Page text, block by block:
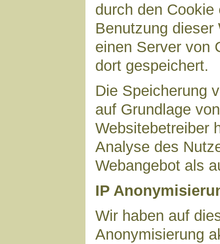
durch den
Benutzung dieser
einen Server von
dort gespeichert.
Die Speicherung
auf Grundlage
Websitebetreiber
Analyse des
Webangebot als
IP
Wir haben auf
Anonymisierung